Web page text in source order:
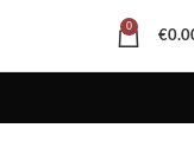
0
€